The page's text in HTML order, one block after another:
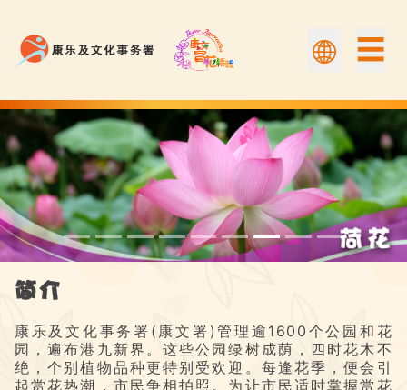
☰
荷花 | Flower Appreciation 康文賞花情報
简介
康乐及文化事务署(康文署)管理逾1600个公园和花
园，遍布港九新界。这些公园绿树成荫，四时花木不
绝，个别植物品种更特别受欢迎。每逢花季，便会引
起赏花热潮，市民争相拍照。为让市民适时掌握赏花